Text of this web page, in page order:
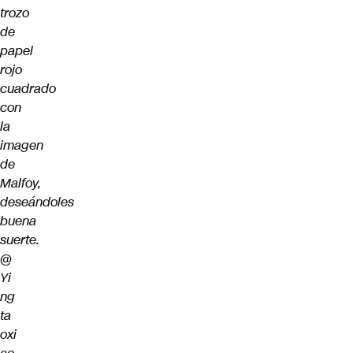
trozo
de
papel
rojo
cuadrado
con
la
imagen
de
Malfoy,
deseándoles
buena
suerte.
@
Yi
ng
ta
oxi